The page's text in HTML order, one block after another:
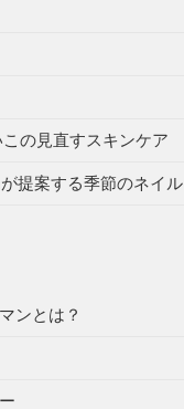
の見直すスキンケア
提案する季節のネイル
ンとは？